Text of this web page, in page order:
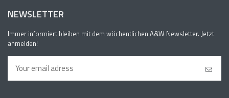
NEWSLETTER
Immer informiert bleiben mit dem wöchentlichen A&W Newsletter. Jetzt
anmelden!